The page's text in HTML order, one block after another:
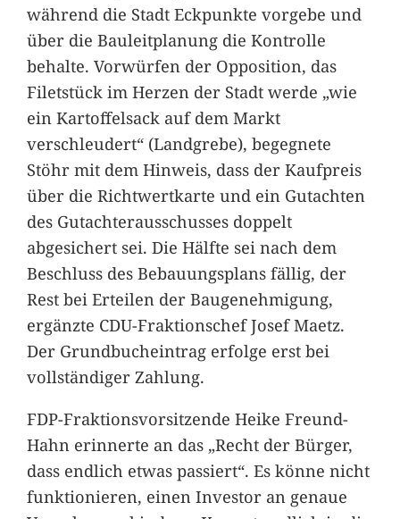
während die Stadt Eckpunkte vorgebe und
über die Bauleitplanung die Kontrolle
behalte. Vorwürfen der Opposition, das
Filetstück im Herzen der Stadt werde „wie
ein Kartoffelsack auf dem Markt
verschleudert“ (Landgrebe), begegnete
Stöhr mit dem Hinweis, dass der Kaufpreis
über die Richtwertkarte und ein Gutachten
des Gutachterausschusses doppelt
abgesichert sei. Die Hälfte sei nach dem
Beschluss des Bebauungsplans fällig, der
Rest bei Erteilen der Baugenehmigung,
ergänzte CDU-Fraktionschef Josef Maetz.
Der Grundbucheintrag erfolge erst bei
vollständiger Zahlung.
FDP-Fraktionsvorsitzende Heike Freund-
Hahn erinnerte an das „Recht der Bürger,
dass endlich etwas passiert“. Es könne nicht
funktionieren, einen Investor an genaue